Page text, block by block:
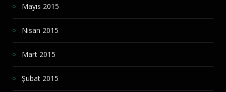
Mayıs 2015
Nisan 2015
Mart 2015
Şubat 2015